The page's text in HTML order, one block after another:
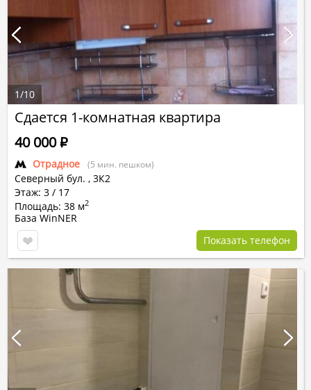
Сдается 1-комнатная квартира
Отрадное (5 мин. пешком)
Северный бул. , 3К2
Этаж: 3 / 17
Площадь: 38 м2
40 000Р
База WinNER
Показать телефон
1/10